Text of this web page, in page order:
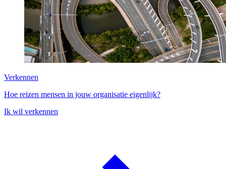
Verkennen
Hoe reizen mensen in jouw organisatie eigenlijk?
Ik wil verkennen